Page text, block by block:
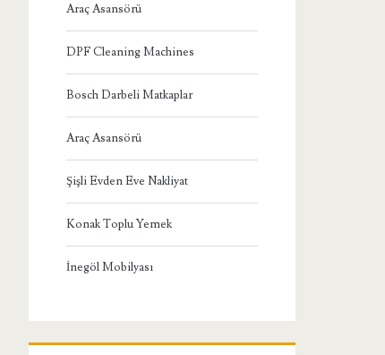
Araç Asansörü
DPF Cleaning Machines
Bosch Darbeli Matkaplar
Araç Asansörü
Şişli Evden Eve Nakliyat
Konak Toplu Yemek
İnegöl Mobilyası